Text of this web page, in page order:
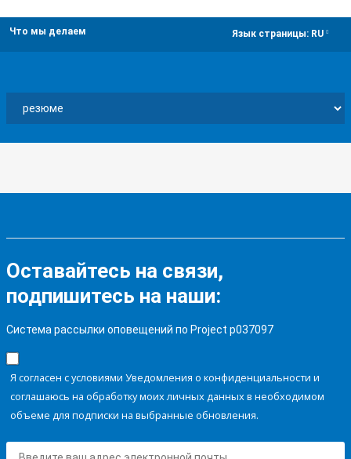
Что мы делаем Язык страницы: RU
Оставайтесь на связи,
подпишитесь на наши:
Система рассылки оповещений по Project p037097
Я согласен с условиями Уведомления о конфиденциальности и
соглашаюсь на обработку моих личных данных в необходимом
объеме для подписки на выбранные обновления.